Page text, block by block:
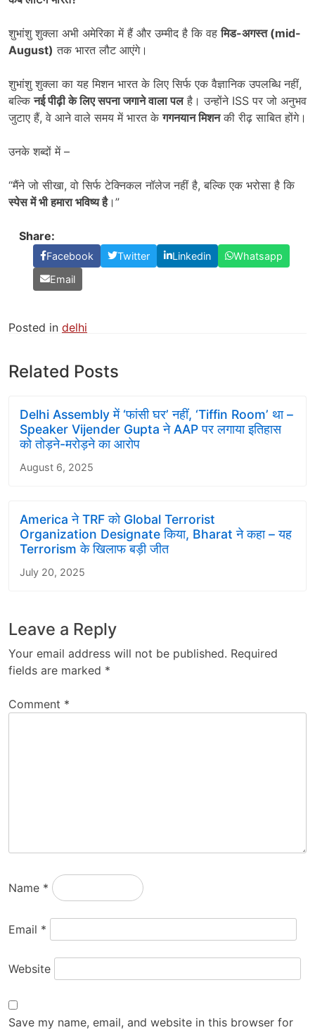
शुभांशु शुक्ला अभी अमेरिका में हैं और उम्मीद है कि वहमिड-अगस्त (mid-
August) तक भारत लौट आएंगे।
शुभांशु शुक्ला का यह मिशन भारत के लिए सिर्फ एक वैज्ञानिक उपलब्धि नहीं,
बल्किनई पीढ़ी के लिए सपना जगाने वाला पलहै। उन्होंने ISS पर जो अनुभव
जुटाए हैं, वे आने वाले समय में भारत केगगनयान मिशनकी रीढ़ साबित होंगे।
उनके शब्दों में –
“मैंने जो सीखा, वो सिर्फ टेक्निकल नॉलेज नहीं है, बल्कि एक भरोसा है कि
स्पेस में भी हमारा भविष्य है।”
Share:
Facebook Twitter Linkedin
Whatsapp
Email
Posted in delhi
Related Posts
Delhi Assembly में ‘फांसी घर’ नहीं, ‘Tiffin Room’ था –
Speaker Vijender Gupta ने AAP पर लगाया इतिहास
को तोड़ने-मरोड़ने का आरोप
August 6, 2025
America ने TRF को Global Terrorist
Organization Designate किया, Bharat ने कहा – यह
Terrorism के खिलाफ बड़ी जीत
July 20, 2025
Leave a Reply
Your email address will not be published. Required
fields are marked *
Comment *
Name *
Email *
Website
Save my name, email, and website in this browser for